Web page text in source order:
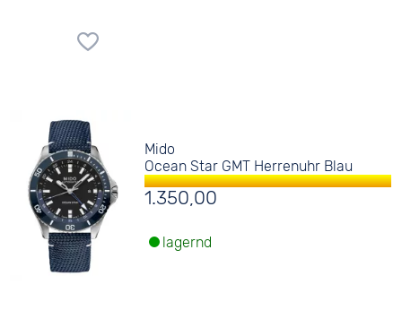
Mido
Ocean Star GMT Herrenuhr Blau
1.350,00
lagernd